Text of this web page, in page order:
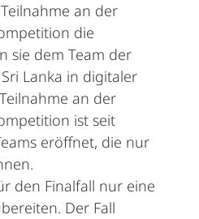
an der
die
sie dem Team der
Lanka in digitaler
an der
ist seit
eröffnet, die nur
den Finalfall nur eine
Der Fall